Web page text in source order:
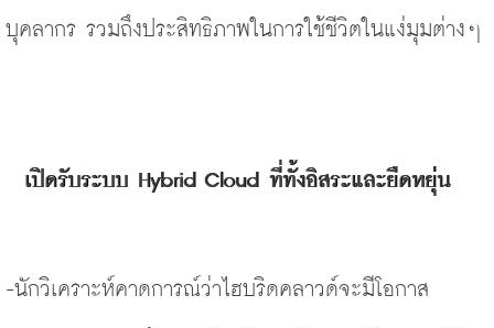
เปิดรับระบบ Hybrid Cloud ที่ทั้งอิสระและยืดหยุ่น
-นักวิเคราะห์คาดการณ์ว่าไฮบริดคลาวด์จะมีโอกาส